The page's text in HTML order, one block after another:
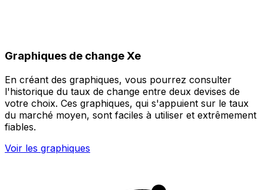
Graphiques de change Xe
En créant des graphiques, vous pourrez consulter
l'historique du taux de change entre deux devises de
votre choix. Ces graphiques, qui s'appuient sur le taux
du marché moyen, sont faciles à utiliser et extrêmement
fiables.
Voir les graphiques